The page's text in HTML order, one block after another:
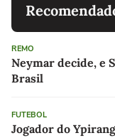
REMO
Neymar decide, e
Brasil
FUTEBOL
Jogador do